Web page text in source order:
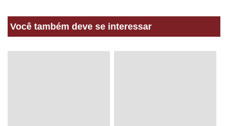
Você também deve se interessar